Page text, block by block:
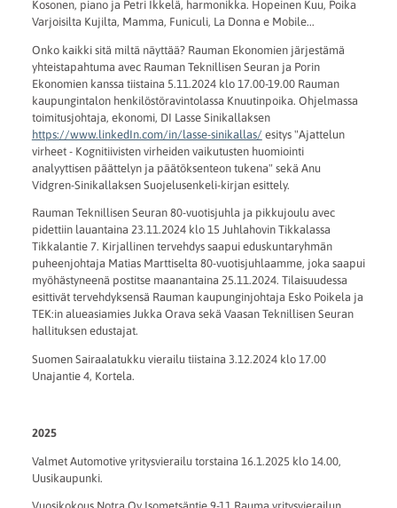
Kosonen, piano ja Petri Ikkelä, harmonikka. Hopeinen Kuu, Poika
Varjoisilta Kujilta, Mamma, Funiculi, La Donna e Mobile...
Onko kaikki sitä miltä näyttää? Rauman Ekonomien järjestämä
yhteistapahtuma avec Rauman Teknillisen Seuran ja Porin
Ekonomien kanssa tiistaina 5.11.2024 klo 17.00-19.00 Rauman
kaupungintalon henkilöstöravintolassa Knuutinpoika. Ohjelmassa
toimitusjohtaja, ekonomi, DI Lasse Sinikallaksen
https://www.linkedIn.com/in/lasse-sinikallas/ esitys "Ajattelun
virheet - Kognitiivisten virheiden vaikutusten huomiointi
analyyttisen päättelyn ja päätöksenteon tukena" sekä Anu
Vidgren-Sinikallaksen Suojelusenkeli-kirjan esittely.
Rauman Teknillisen Seuran 80-vuotisjuhla ja pikkujoulu avec
pidettiin lauantaina 23.11.2024 klo 15 Juhlahovin Tikkalassa
Tikkalantie 7. Kirjallinen tervehdys saapui eduskuntaryhmän
puheenjohtaja Matias Marttiselta 80-vuotisjuhlaamme, joka saapui
myöhästyneenä postitse maanantaina 25.11.2024. Tilaisuudessa
esittivät tervehdyksensä Rauman kaupunginjohtaja Esko Poikela ja
TEK:in alueasiamies Jukka Orava sekä Vaasan Teknillisen Seuran
hallituksen edustajat.
Suomen Sairaalatukku vierailu tiistaina 3.12.2024 klo 17.00
Unajantie 4, Kortela.
2025
Valmet Automotive yritysvierailu torstaina 16.1.2025 klo 14.00,
Uusikaupunki.